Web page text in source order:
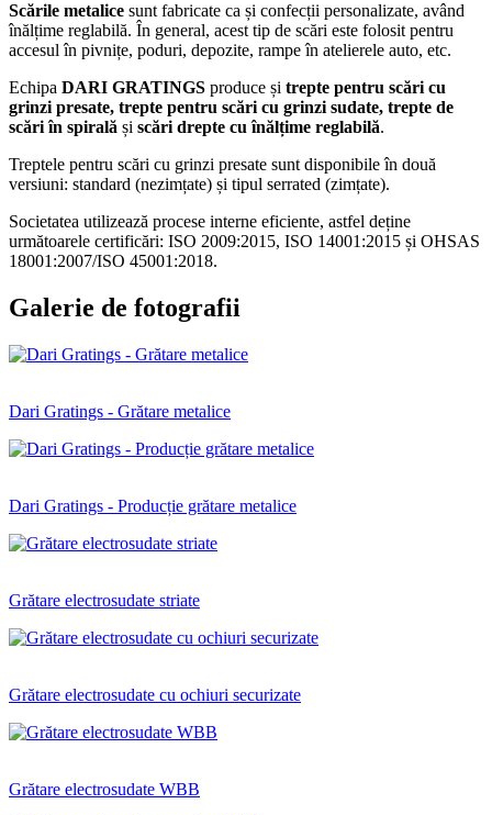
Scările metalice sunt fabricate ca și confecții personalizate, având
înălțime reglabilă. În general, acest tip de scări este folosit pentru
accesul în pivnițe, poduri, depozite, rampe în atelierele auto, etc.
Echipa DARI GRATINGS produce și trepte pentru scări cu
grinzi presate, trepte pentru scări cu grinzi sudate, trepte de
scări în spirală și scări drepte cu înălțime reglabilă.
Treptele pentru scări cu grinzi presate sunt disponibile în două
versiuni: standard (nezimțate) și tipul serrated (zimțate).
Societatea utilizează procese interne eficiente, astfel deține
următoarele certificări: ISO 2009:2015, ISO 14001:2015 și OHSAS
18001:2007/ISO 45001:2018.
Galerie de fotografii
Dari Gratings - Grătare metalice
Dari Gratings - Producție grătare metalice
Grătare electrosudate striate
Grătare electrosudate cu ochiuri securizate
Grătare electrosudate WBB